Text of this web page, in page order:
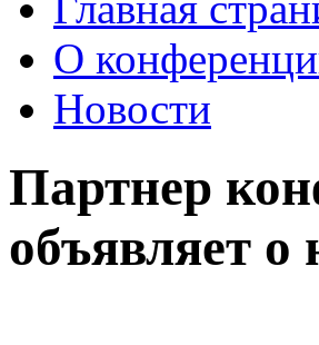
О
Новости
Партнер
объявляет о